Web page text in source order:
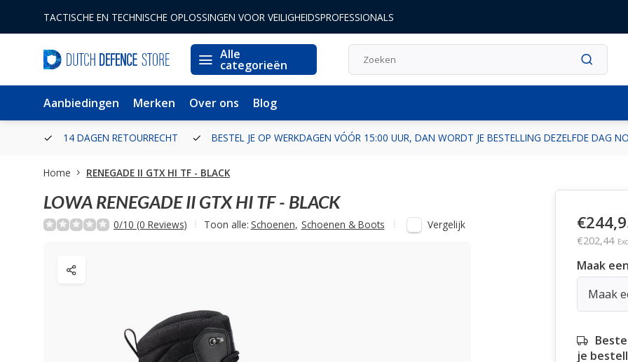
TACTISCHE EN TECHNISCHE OPLOSSINGEN VOOR VEILIGHEIDSPROFESSIONALS
Alle
categorieën
Aanbiedingen Merken Over ons Blog
14 DAGEN RETOURRECHT BESTEL JE OP WERKDAGEN VÓÓR 15:00 UUR, DAN WORDT JE BESTELLING DEZELFDE DAG
Home RENEGADE II GTX HI TF - BLACK
LOWA RENEGADE II GTX HI TF - BLACK
0/10 (0 Reviews) Toon alle: Schoenen, Schoenen & Boots Vergelijk
€202,44
Maak
Maak
je